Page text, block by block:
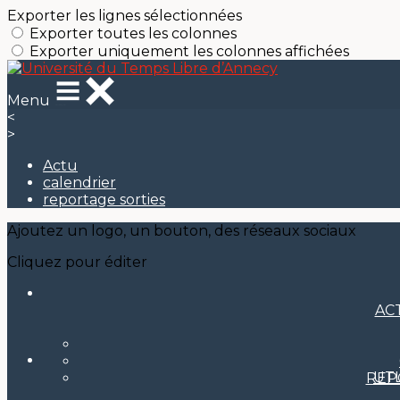
Exporter les lignes sélectionnées
Exporter toutes les colonnes
Exporter uniquement les colonnes affichées
Menu
<
>
Actu
calendrier
reportage sorties
Ajoutez un logo, un bouton, des réseaux sociaux
Cliquez pour éditer